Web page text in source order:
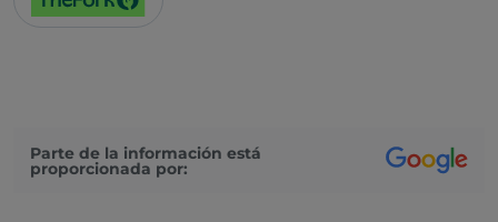
Se habla francés
Parte de la información está
proporcionada por: